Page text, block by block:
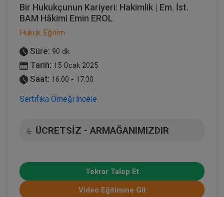
Bir Hukukçunun Kariyeri: Hakimlik | Em. İst.
BAM Hâkimi Emin EROL
Hukuk Eğitim
Süre: 90 dk
Tarih: 15 Ocak 2025
Saat: 16:00 - 17:30
Sertifika Örneği İncele
L ÜCRETSİZ - ARMAĞANIMIZDIR
Tekrar Talep Et
Video Eğitimine Git